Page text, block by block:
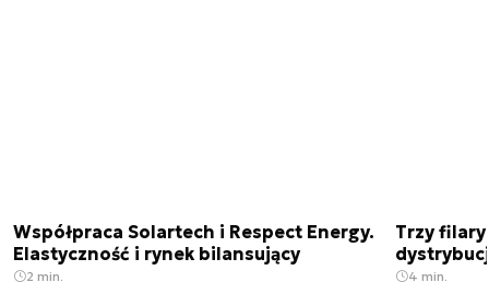
Współpraca Solartech i Respect Energy.
Elastyczność i rynek bilansujący
2 min.
Trzy filary
4 min.